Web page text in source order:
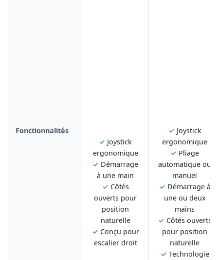
Fonctionnalités
✓ Joystick
ergonomique
✓ Démarrage
à une main
✓ Côtés
ouverts pour
position
naturelle
✓ Conçu pour
escalier droit
✓ Joystick
ergonomique
✓ Pliage
automatique ou
manuel
✓ Démarrage à
une ou deux
mains
✓ Côtés ouverts
pour position
naturelle
✓ Technologie